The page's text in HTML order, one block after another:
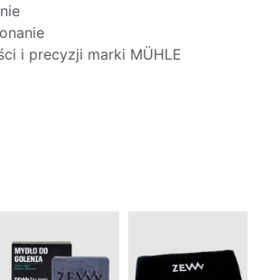
i precyzji marki MÜHLE